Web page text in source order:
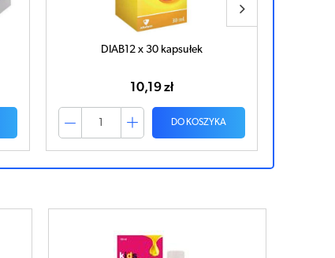
DIAB12 x 30 kapsułek
10,19 zł
DO KOSZYKA